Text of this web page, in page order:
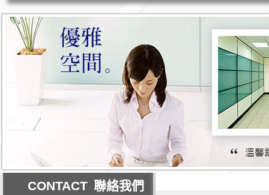
CONTACT 聯絡我們